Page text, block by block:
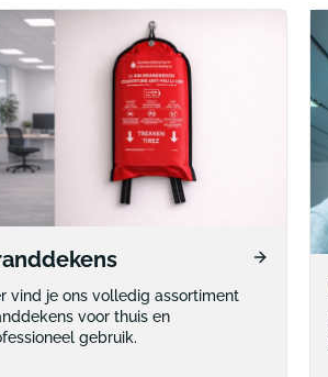
vind je ons volledig assortiment
voor thuis en
gebruik.